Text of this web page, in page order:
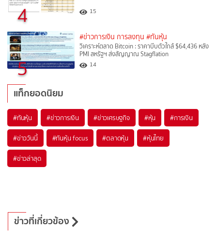
4 15
5
#ข่าวการเงิน การลงทุน #ทันหุ้น
วิเคราะห์ตลาด Bitcoin : ราคาบีบตัวใกล้ $64,436 หลัง
PMI สหรัฐฯ ส่งสัญญาณ Stagflation
14
แท็กยอดนิยม
#ทันหุ้น #ข่าวการเงิน #ข่าวเศรษฐกิจ #หุ้น #การเงิน
#ข่าววันนี้ #ทันหุ้น focus #ตลาดหุ้น #หุ้นไทย
#ข่าวล่าสุด
ข่าวที่เกี่ยวข้อง